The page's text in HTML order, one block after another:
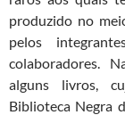
produzido no
pelos
colaboradores.
alguns livros,
Biblioteca Negra